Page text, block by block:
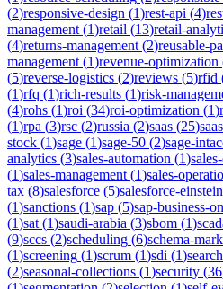
(2)responsive-design (1)rest-api (4)
management (1)retail (13)retail-
(4)returns-management (2)reusable-
management (1)revenue-optimization
(5)reverse-logistics (2)reviews (5)rfid
(1)rfq (1)rich-results (1)risk-
(4)rohs (1)roi (34)roi-optimization (1)
(1)rpa (3)rsc (2)russia (2)saas (25)
stock (1)sage (1)sage-50 (2)sage-
analytics (3)sales-automation (1)
(1)sales-management (1)sales-
tax (8)salesforce (5)salesforce-einstein
(1)sanctions (1)sap (5)sap-business-
(1)sat (1)saudi-arabia (3)sbom (1)
(9)sccs (2)scheduling (6)schema-
(1)screening (1)scrum (1)sdi (1)
(2)seasonal-collections (1)security (36